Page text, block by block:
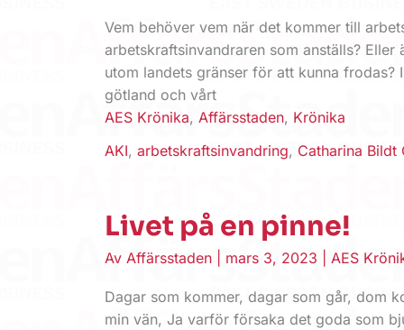
Vem behöver vem när det kommer till
arbetskraftsinvandraren som anställs?
utom landets gränser för att kunna
götland och vårt
AES Krönika, Affärsstaden, Krönika
AKI, arbetskraftsinvandring, Catharina Bildt
Livet på en pinne!
Av Affärsstaden mars 3, 2023 AES
Dagar som kommer, dagar som går, dom
min vän, Ja ­varför försaka det goda som